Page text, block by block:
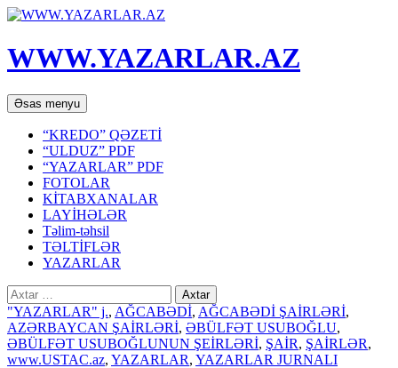
WWW.YAZARLAR.AZ
Axtar
Əsas menyu Mühtəviyyata
keç
“KREDO” QƏZETİ
“ULDUZ” PDF
“YAZARLAR” PDF
FOTOLAR
KİTABXANALAR
LAYİHƏLƏR
Təlim-təhsil
TƏLTİFLƏR
YAZARLAR
Axtarış:
"YAZARLAR" j., AĞCABƏDİ, AĞCABƏDİ ŞAİRLƏRİ,
AZƏRBAYCAN ŞAİRLƏRİ, ƏBÜLFƏT USUBOĞLU,
ƏBÜLFƏT USUBOĞLUNUN ŞEİRLƏRİ, ŞAİR, ŞAİRLƏR,
www.USTAC.az, YAZARLAR, YAZARLAR JURNALI